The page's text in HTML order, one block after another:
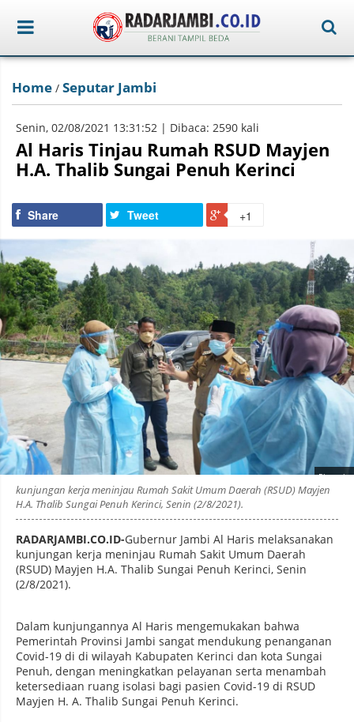
Home / Seputar Jambi
Senin, 02/08/2021 13:31:52 | Dibaca: 2590 kali
Al Haris Tinjau Rumah RSUD Mayjen
H.A. Thalib Sungai Penuh Kerinci
Share Tweet +1
Photo by
:
kunjungan kerja meninjau Rumah Sakit Umum Daerah (RSUD) Mayjen
H.A. Thalib Sungai Penuh Kerinci, Senin (2/8/2021).
RADARJAMBI.CO.ID-Gubernur Jambi Al Haris melaksanakan
kunjungan kerja meninjau Rumah Sakit Umum Daerah
(RSUD) Mayjen H.A. Thalib Sungai Penuh Kerinci, Senin
(2/8/2021).
Dalam kunjungannya Al Haris mengemukakan bahwa
Pemerintah Provinsi Jambi sangat mendukung penanganan
Covid-19 di di wilayah Kabupaten Kerinci dan kota Sungai
Penuh, dengan meningkatkan pelayanan serta menambah
ketersediaan ruang isolasi bagi pasien Covid-19 di RSUD
Mayjen H. A. Thalib Sungai Penuh Kerinci.